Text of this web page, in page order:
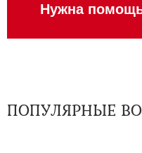
Нужна
ПОПУЛЯРНЫЕ